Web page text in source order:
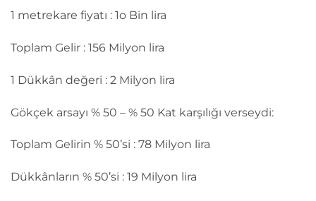
1 metrekare fiyatı : 1o Bin lira
Toplam Gelir : 156 Milyon lira
1 Dükkân değeri : 2 Milyon lira
Gökçek arsayı % 50 – % 50 Kat karşılığı verseydi:
Toplam Gelirin % 50’si : 78 Milyon lira
Dükkânların % 50’si : 19 Milyon lira